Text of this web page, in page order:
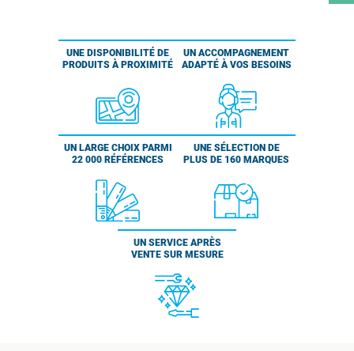
UNE DISPONIBILITÉ DE
PRODUITS À PROXIMITÉ
UN ACCOMPAGNEMENT
ADAPTÉ À VOS BESOINS
UN LARGE CHOIX PARMI
22 000 RÉFÉRENCES
UNE SÉLECTION DE
PLUS DE 160 MARQUES
UN SERVICE APRÈS
VENTE SUR MESURE